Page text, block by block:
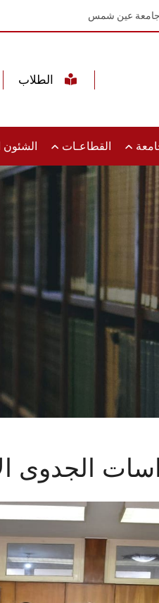
جامعة عين شمس
القطاعـات الشئون
الجدوى